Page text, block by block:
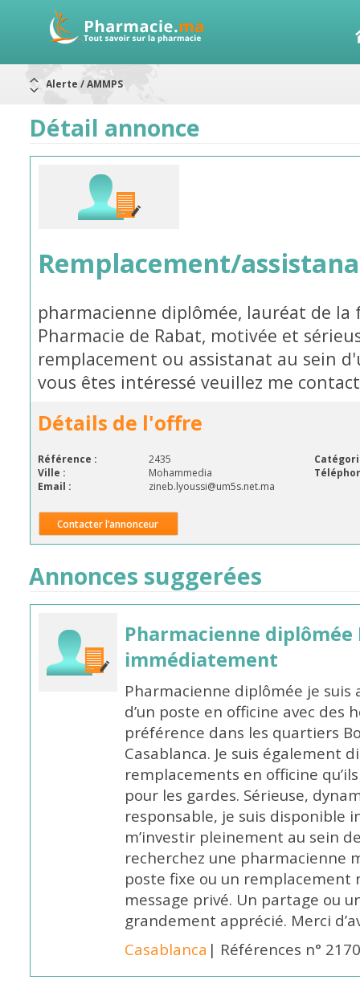
Aureomycine ophtalmique : Rappel de lots
Nouveau : Déclaration d'effets indésirables
ARRÊT DE COMMERCIALISATION
RAPPELS DE LOTS
Rappel de lots : préparations lactées
Détail annonce
Remplacement/
pharmacienne diplômée, lauréat de la
Pharmacie de Rabat, motivée et
remplacement ou assistanat au sein
vous êtes intéressé veuillez me
Détails de l'offre
Référence : 2435
Ville :
Mohammedia
Email :
zineb.lyoussi@um5s.net.ma
Contacter l’annonceur
Annonces suggerées
Pharmacienne diplômée
immédiatement
Pharmacienne diplômée je
d’un poste en officine avec des
préférence dans les quartiers
Casablanca. Je suis également
remplacements en officine
pour les gardes. Sérieuse,
responsable, je suis
m’investir pleinement au sein
recherchez une pharmacienne
poste fixe ou un remplacement
message privé. Un partage ou
grandement apprécié. Merci
Casablanca | Références n°